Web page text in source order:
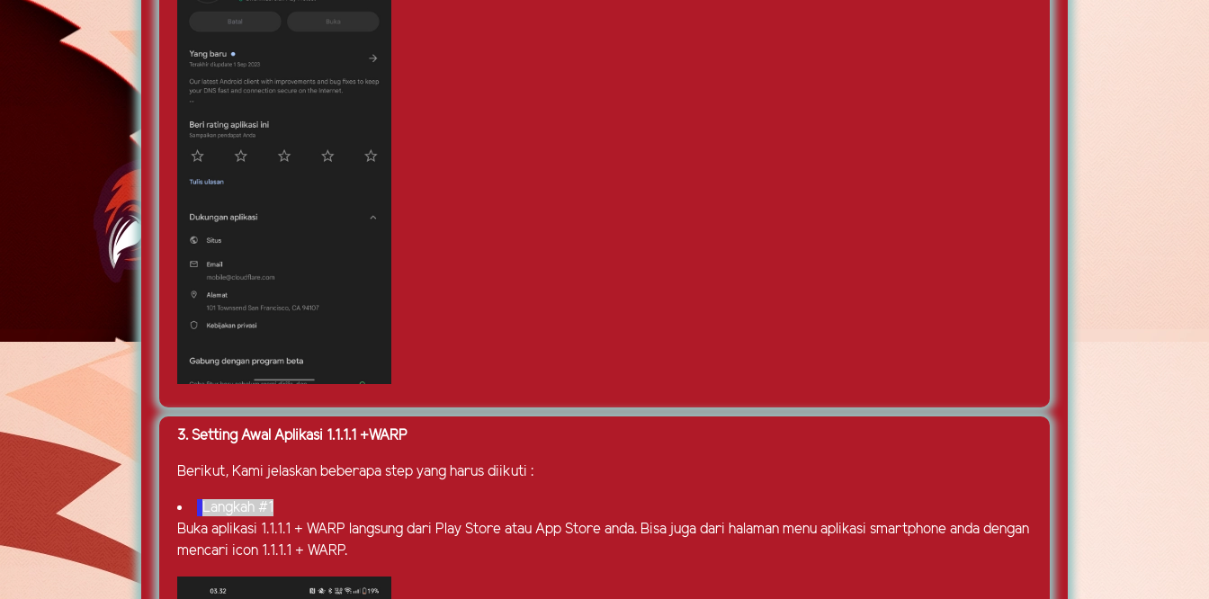
3. Setting Awal Aplikasi 1.1.1.1 +WARP
Berikut, Kami jelaskan beberapa step yang harus diikuti :
Langkah #1
Buka aplikasi 1.1.1.1 + WARP langsung dari Play Store atau App Store anda. Bisa juga dari halaman menu aplikasi smartphone anda dengan
mencari icon 1.1.1.1 + WARP.